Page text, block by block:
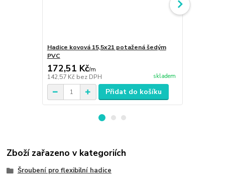
Hadice kovová 15,5x21 potažená šedým
PVC
172,51 Kč/m
142,57 Kč bez DPH skladem
Přidat do košíku
Zboží zařazeno v kategoriích
Šroubení pro flexibilní hadice